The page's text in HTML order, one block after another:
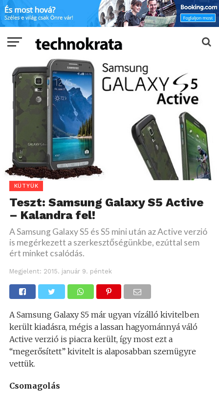
KÜTYÜK
Teszt: Samsung Galaxy S5 Active
– Kalandra fel!
A Samsung Galaxy S5 és S5 mini után az Active verzió
is megérkezett a szerkesztőségünkbe, ezúttal sem
ért minket csalódás.
Megjelent: 2015. január 9. péntek
A Samsung Galaxy S5 már ugyan vízálló kivitelben
került kiadásra, mégis a lassan hagyománnyá váló
Active verzió is piacra került, így most ezt a
“megerősített” kivitelt is alaposabban szemügyre
vettük.
Csomagolás